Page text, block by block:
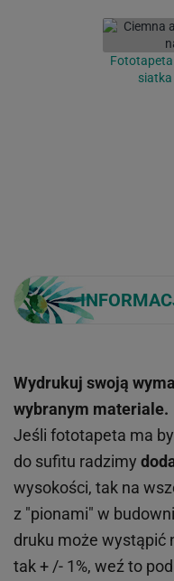
Wydrukuj swoją
wybranym materiale.
Jeśli fototapeta ma
do sufitu radzimy
wysokości, tak na
z "pionami" w
druku może wystąpić
tak + /- 1%, weź to